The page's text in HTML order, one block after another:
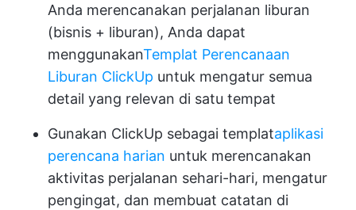
Anda merencanakan perjalanan liburan
(bisnis + liburan), Anda dapat
menggunakanTemplat Perencanaan
Liburan ClickUp untuk mengatur semua
detail yang relevan di satu tempat
Gunakan ClickUp sebagai templataplikasi
perencana harian untuk merencanakan
aktivitas perjalanan sehari-hari, mengatur
pengingat, dan membuat catatan di